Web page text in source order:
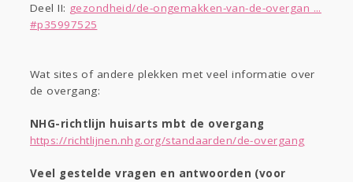
Deel II: gezondheid/de-ongemakken-van-de-overgan ...
#p35997525
Wat sites of andere plekken met veel informatie over
de overgang:
NHG-richtlijn huisarts mbt de overgang
https://richtlijnen.nhg.org/standaarden/de-overgang
Veel gestelde vragen en antwoorden (voor